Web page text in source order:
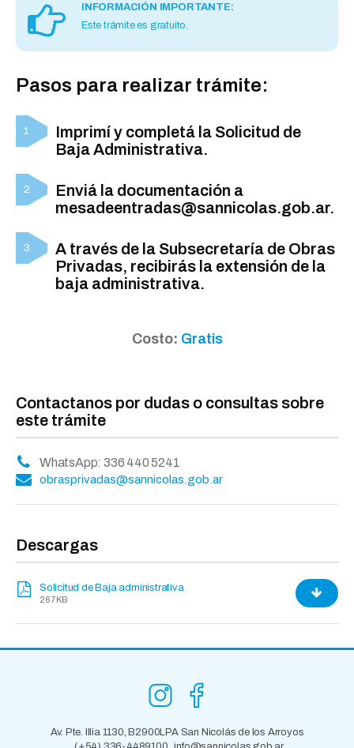
INFORMACIÓN IMPORTANTE:
Este trámite es gratuito.
Pasos para realizar trámite:
Imprimí y completá la Solicitud de
Baja Administrativa.
Enviá la documentación a
mesadeentradas@sannicolas.gob.ar.
A través de la Subsecretaría de Obras
Privadas, recibirás la extensión de la
baja administrativa.
Costo: Gratis
Contactanos por dudas o consultas sobre
este trámite
WhatsApp: 336 440 5241
obrasprivadas@sannicolas.gob.ar
Descargas
Solicitud de Baja administrativa
267 KB
Av. Pte. Illia 1130, B2900LPA San Nicolás de los Arroyos